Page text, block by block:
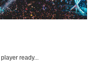
player ready...